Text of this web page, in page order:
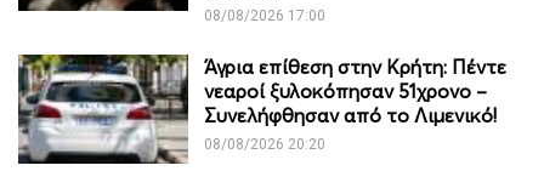
08/08/2026 17:00
Άγρια επίθεση στην Κρήτη: Πέντε
νεαροί ξυλοκόπησαν 51χρονο –
Συνελήφθησαν από το Λιμενικό!
08/08/2026 20:20